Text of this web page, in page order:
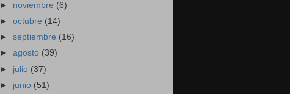
► noviembre (6)
►octubre (14)
►septiembre (16)
►agosto (39)
► julio (37)
► junio (51)